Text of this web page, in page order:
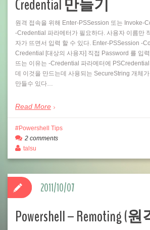
Credential 만들기
원격 접속을 위해 Enter-PSSession 또는 Invoke-
-Credential 파라메터가 필요하다. 사용자 이름만
자가 뜨면서 입력 할 수 있다. Enter-PSSession -
Credential [대상의 사용자] 직접 Password 를 입
뜨는 이유는 -Credential 파라메터에
데 이것을 만드는데 사용되는 SecureString 개체
만들수 있다…
Read More
Powershell Tips
2 comments
talsu
Powershell – Remoting (
2011/10/07